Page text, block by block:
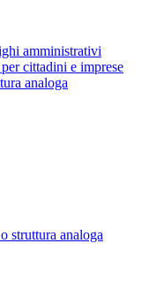
amministrativi
cittadini e imprese
analoga
struttura analoga